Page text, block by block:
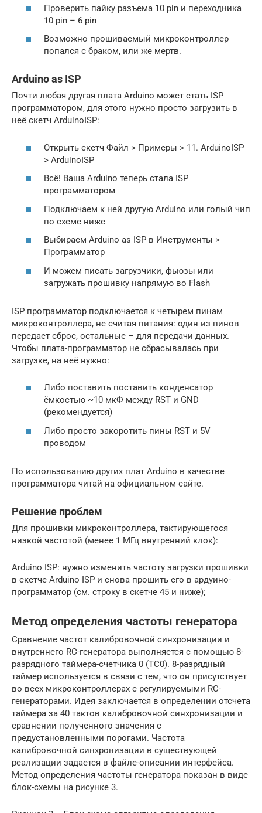
Проверить пайку разъема 10 pin и переходника
10 pin – 6 pin
Возможно прошиваемый микроконтроллер
попался с браком, или же мертв.
Arduino as ISP
Почти любая другая плата Arduino может стать ISP
программатором, для этого нужно просто загрузить в
неё скетч ArduinoISP:
Открыть скетч Файл > Примеры > 11. ArduinoISP
> ArduinoISP
Всё! Ваша Arduino теперь стала ISP
программатором
Подключаем к ней другую Arduino или голый чип
по схеме ниже
Выбираем Arduino as ISP в Инструменты >
Программатор
И можем писать загрузчики, фьюзы или
загружать прошивку напрямую во Flash
ISP программатор подключается к четырем пинам
микроконтроллера, не считая питания: один из пинов
передает сброс, остальные – для передачи данных.
Чтобы плата-программатор не сбрасывалась при
загрузке, на неё нужно:
Либо поставить поставить конденсатор
ёмкостью ~10 мкФ между RST и GND
(рекомендуется)
Либо просто закоротить пины RST и 5V
проводом
По использованию других плат Arduino в качестве
программатора читай на официальном сайте.
Решение проблем
Для прошивки микроконтроллера, тактирующегося
низкой частотой (менее 1 МГц внутренний клок):
Arduino ISP: нужно изменить частоту загрузки прошивки
в скетче Arduino ISP и снова прошить его в ардуино-
программатор (см. строку в скетче 45 и ниже);
Метод определения частоты генератора
Сравнение частот калибровочной синхронизации и
внутреннего RC-генератора выполняется с помощью 8-
разрядного таймера-счетчика 0 (TC0). 8-разрядный
таймер используется в связи с тем, что он присутствует
во всех микроконтроллерах с регулируемыми RC-
генераторами. Идея заключается в определении отсчета
таймера за 40 тактов калибровочной синхронизации и
сравнении полученного значения с
предустановленными порогами. Частота
калибровочной синхронизации в существующей
реализации задается в файле-описании интерфейса.
Метод определения частоты генератора показан в виде
блок-схемы на рисунке 3.